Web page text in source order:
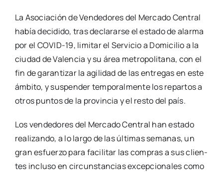
La Aso­cia­ción de Ven­de­do­res del Mer­ca­do Cen­tral
había deci­di­do, tras decla­rar­se el esta­do de alar­ma
por el COVID-19, limi­tar el Ser­vi­cio a Domi­ci­lio a la
ciu­dad de Valen­cia y su área metro­po­li­ta­na, con el
fin de garan­ti­zar la agi­li­dad de las entre­gas en este
ámbi­to, y sus­pen­der tem­po­ral­men­te los repar­tos a
otros pun­tos de la pro­vin­cia y el res­to del país.
Los ven­de­do­res del Mer­ca­do Cen­tral han esta­do
rea­li­zan­do, a lo lar­go de las últi­mas sema­nas, un
gran esfuer­zo para faci­li­tar las com­pras a sus clien­
tes inclu­so en cir­cuns­tan­cias excep­cio­na­les como